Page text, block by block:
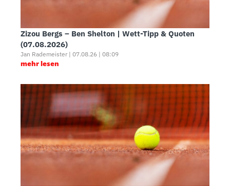
Zizou Bergs – Ben Shelton | Wett-Tipp & Quoten
(07.08.2026)
Jan Rademeister | 07.08.26 | 08:09
mehr lesen